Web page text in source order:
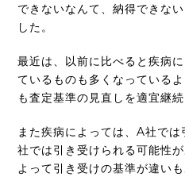
できないなんて、納得できな
した。
最近は、以前に比べると疾病
ているものも多くなっている
も査定基準の見直しを適宜継
また疾病によっては、A社で
社では引き受けられる可能性
よって引き受けの基準が違い